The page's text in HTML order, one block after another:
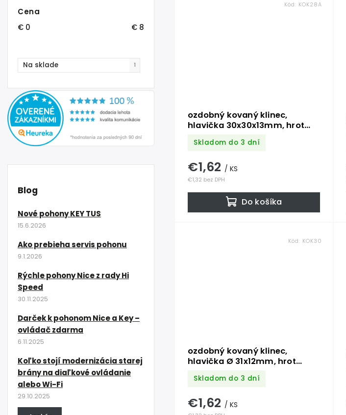
Cena
€ 0 € 8
Na sklade 1
Blog
Nové pohony KEY TUS
15.6.2026
Ako prebieha servis pohonu
9.1.2026
Rýchle pohony Nice z rady Hi
Speed
30.11.2025
Darček k pohonom Nice a Key –
ovládač zdarma
6.11.2025
Koľko stojí modernizácia starej
brány na diaľkové ovládanie
alebo Wi-Fi
29.10.2025
ozdobný kovaný klinec,
hlavička 30x30x13mm, hrot
úpravy
Skladom do 3 dní
€1,32 bez DPH
€1,62 / KS
Do košíka
Kód: KOK28A
ozdobný kovaný klinec,
hlavička Ø 31x12mm, hrot
úpravy
Skladom do 3 dní
€1,62 / KS
Kód: KOK30